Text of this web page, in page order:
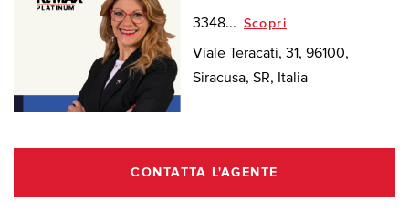
3348... Scopri
Viale Teracati, 31, 96100,
Siracusa, SR, Italia
CONTATTA L'AGENTE